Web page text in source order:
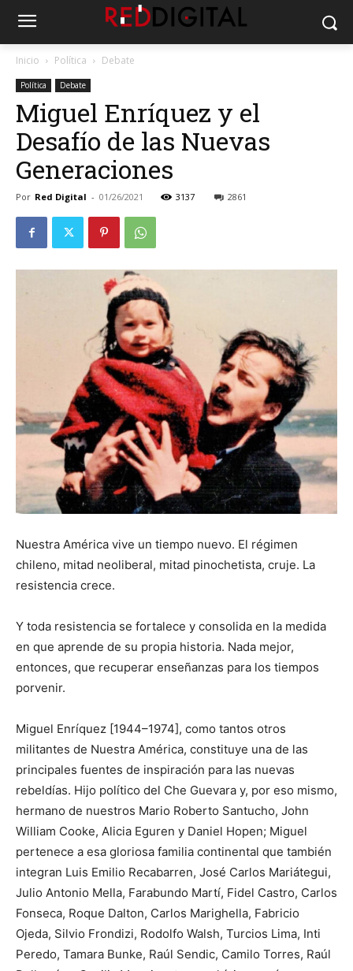
Inicio Política Debate
Política Debate
Miguel Enríquez y el
Desafío de las Nuevas
Generaciones
Por Red Digital - 01/26/2021 3137 2861
Nuestra América vive un tiempo nuevo. El régimen
chileno, mitad neoliberal, mitad pinochetista, cruje. La
resistencia crece.
Y toda resistencia se fortalece y consolida en la medida
en que aprende de su propia historia. Nada mejor,
entonces, que recuperar enseñanzas para los tiempos
porvenir.
Miguel Enríquez [1944–1974], como tantos otros
militantes de Nuestra América, constituye una de las
principales fuentes de inspiración para las nuevas
rebeldías. Hijo político del Che Guevara y, por eso mismo,
hermano de nuestros Mario Roberto Santucho, John
William Cooke, Alicia Eguren y Daniel Hopen; Miguel
pertenece a esa gloriosa familia continental que también
integran Luis Emilio Recabarren, José Carlos Mariátegui,
Julio Antonio Mella, Farabundo Martí, Fidel Castro, Carlos
Fonseca, Roque Dalton, Carlos Marighella, Fabricio
Ojeda, Silvio Frondizi, Rodolfo Walsh, Turcios Lima, Inti
Peredo, Tamara Bunke, Raúl Sendic, Camilo Torres, Raúl